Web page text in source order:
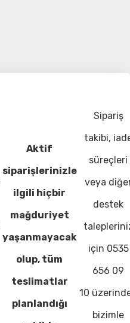
Aktif
siparişlerinizle
ilgili hiçbir
mağduriyet
yaşanmayacak
olup, tüm
teslimatlar
planlandığı
Sipariş
takibi,
süreçleri
veya
destek
için 0535
656 09
10
bizimle